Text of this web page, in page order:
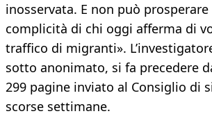
inosservata. E non può prosperare
complicità di chi oggi afferma di
traffico di migranti».
sotto anonimato, si fa precedere
299 pagine inviato al Consiglio di
scorse settimane.